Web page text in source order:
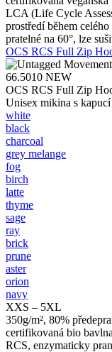
LCA (Life Cycle
prostředí během
pratelné na 60°, lze
OCS RCS Full Zip
66.5010 NEW
OCS RCS Full Zip
Unisex mikina s
white
black
charcoal
grey melange
fog
birch
latte
thyme
sage
ray
brick
prune
aster
orion
navy
XXS – 5XL
350g/m², 80%
certifikovaná bio
RCS, enzymaticky